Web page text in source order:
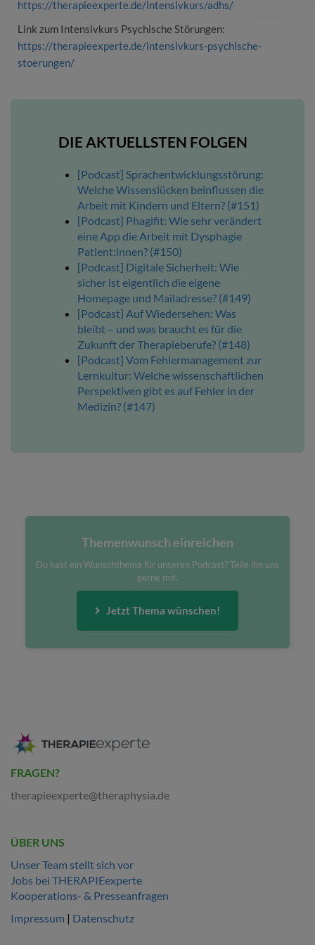
https://therapieexperte.de/intensivkurs/adhs/
Link zum Intensivkurs Psychische Störungen:
https://therapieexperte.de/intensivkurs-psychische-
stoerungen/
DIE AKTUELLSTEN FOLGEN
[Podcast] Sprachentwicklungsstörung:
Welche Wissenslücken beinflussen die
Arbeit mit Kindern und Eltern? (#151)
[Podcast] Phagifit: Wie sehr verändert
eine App die Arbeit mit Dysphagie
Patient:innen? (#150)
[Podcast] Digitale Sicherheit: Wie
sicher ist eigentlich die eigene
Homepage und Mailadresse? (#149)
[Podcast] Auf Wiedersehen: Was
bleibt – und was braucht es für die
Zukunft der Therapieberufe? (#148)
[Podcast] Vom Fehlermanagement zur
Lernkultur: Welche wissenschaftlichen
Perspektiven gibt es auf Fehler in der
Medizin? (#147)
Themenwunsch einreichen
Du hast ein Wunschthema für unseren Podcast? Teile ihn uns
gerne mit.
Jetzt Thema wünschen!
FRAGEN?
therapieexperte@theraphysia.de
ÜBER UNS
Unser Team stellt sich vor
Jobs bei THERAPIEexperte
Kooperations- & Presseanfragen
Impressum | Datenschutz